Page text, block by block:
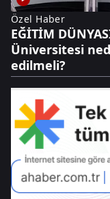
Özel Haber
EĞİTİM
Üniversitesi
edilmeli?